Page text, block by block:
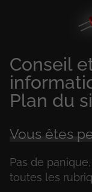
Conseil
Plan du
Vous êtes
Pas de
toutes les